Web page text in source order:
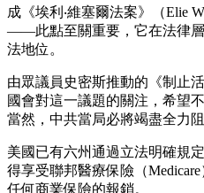
成《埃利‧維塞爾法案》（Elie
——此點至關重要，它在法律
法地位。
由眾議員史密斯推動的《制止
國會對這一議題的關注，希望
當然，中共當局必將竭盡全力阻
美國已有六州通過立法明確規
得享受聯邦醫療保險（
任何商業保險的報銷。